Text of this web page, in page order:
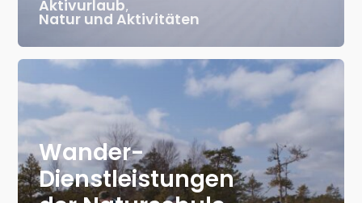
Aktivurlaub,
Natur und Aktivitäten
Wander-
Dienstleistungen